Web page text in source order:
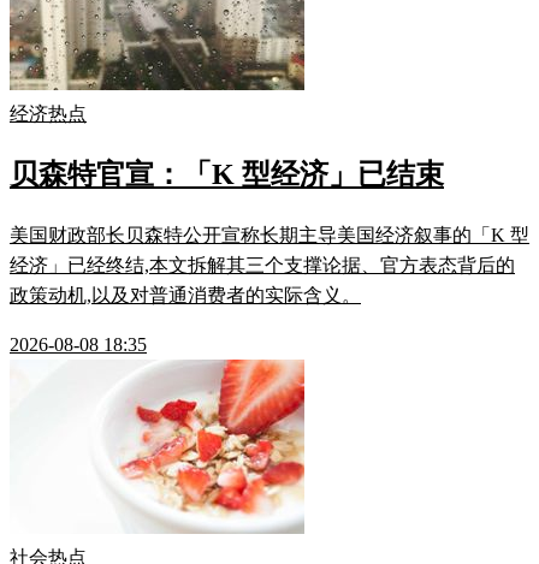
经济热点
贝森特官宣：「K 型经济」已结束
美国财政部长贝森特公开宣称长期主导美国经济叙事的「K 型
经济」已经终结,本文拆解其三个支撑论据、官方表态背后的
政策动机,以及对普通消费者的实际含义。
2026-08-08 18:35
社会热点